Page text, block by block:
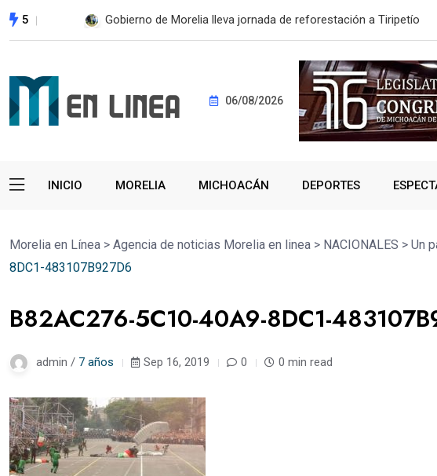
5 ESTE MIÉRCOLES, UMSNH LANZA TERCERA CONVOCATORIA
06/08/2026
INICIO MORELIA MICHOACÁN DEPORTES
Morelia en Línea > Agencia de noticias Morelia en linea > NACIONALES > Un
8DC1-483107B927D6
B82AC276-5C10-40A9-8DC1-
admin / 7 años Sep 16, 2019 0 0 min read